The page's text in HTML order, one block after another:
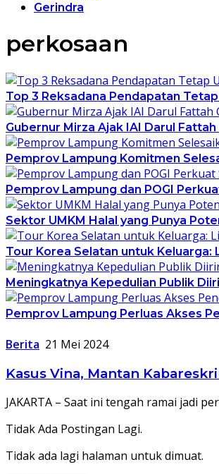
Gerindra
perkosaan
Top 3 Reksadana Pendapatan
Gubernur Mirza Ajak IAI Darul
Pemprov Lampung Komitmen
Pemprov Lampung dan POGI
Sektor UMKM Halal yang Punya
Tour Korea Selatan untuk Keluarga:
Meningkatnya Kepedulian Publik
Pemprov Lampung Perluas Akses
Berita 21 Mei 2024
Kasus Vina, Mantan
JAKARTA – Saat ini tengah ramai jadi
Tidak Ada Postingan Lagi.
Tidak ada lagi halaman untuk dimuat.